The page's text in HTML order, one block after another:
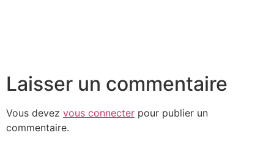
Laisser un commentaire
Vous devez vous connecter pour publier un
commentaire.